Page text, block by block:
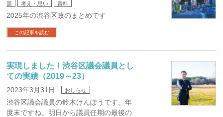
題
考え・思い 資料
2025年の渋谷区政のまとめです
この記事を読む
実現しました！渋谷区議会議員とし
ての実績（2019～23）
2023年3月31日 おしらせ
渋谷区議会議員の鈴木けんぽうです。年
度末ですね。明日から議員任期の最後の